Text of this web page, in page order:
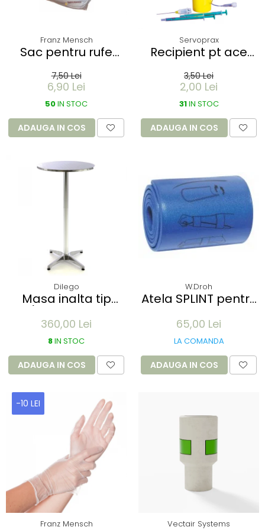
Franz Mensch
Sac pentru rufe
in apa - 60 litri -
66x84 cm / 17 my
7,50 Lei
6,90 Lei
50IN STOC
ADAUGA IN COS
Servoprax
Recipient pt ace
de buzunar 150 ml
3,50 Lei
2,00 Lei
31IN STOC
ADAUGA IN COS
Dilego
Masa inalta tip
60x115cm - aluminiu
optic crom
360,00 Lei
8IN STOC
ADAUGA IN COS
W.Droh
Atela SPLINT pentru
- refolosibila,
impermeabila,
radio-transparenta
- rola 100x11 cm
65,00 Lei
LA COMANDA
ADAUGA IN COS
-10 LEI
Franz Mensch Vectair Systems